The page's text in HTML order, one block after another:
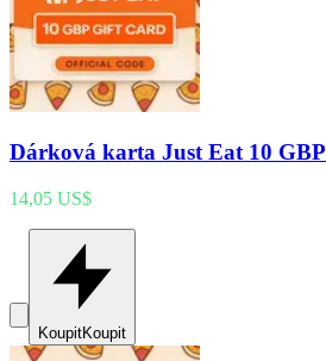
Dárková karta Just Eat 10 GBP
14,05 US$
KoupitKoupit